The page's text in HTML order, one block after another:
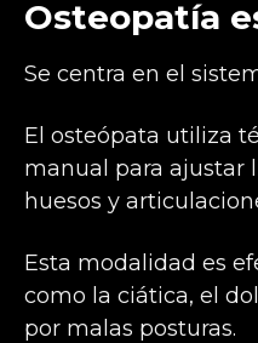
Osteopatía
Se centra en el
El osteópata utiliza
manual para ajustar
huesos y
Esta modalidad es
como la ciática, el
por malas posturas.